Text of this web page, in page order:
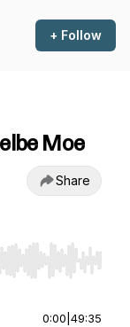
+ Follow
Moe
Share
End to jump to
0:00 49:35